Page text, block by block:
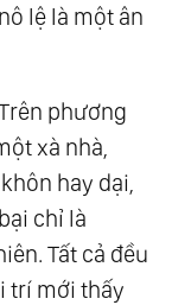
lệ là một ân
phương
xà nhà,
hay dại,
chỉ là
Tất cả đều
trí mới thấy